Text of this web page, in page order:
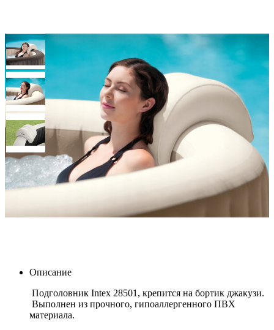
Подголовник для джакузи
Intex 28501
Описание
Подголовник Intex 28501, крепится на бортик джакузи.
Выполнен из прочного, гипоаллергенного ПВХ
материала.